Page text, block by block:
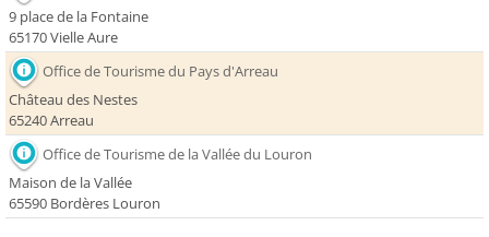
9 place de la Fontaine
65170 Vielle Aure
Office de Tourisme du Pays d'Arreau
Château des Nestes
65240 Arreau
Office de Tourisme de la Vallée du Louron
Maison de la Vallée
65590 Bordères Louron